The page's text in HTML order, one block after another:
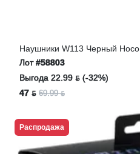
Наушники W113 Черный Hoco
Лот#58803
Выгода 22.99 ƃ (-32%)
47 ƃ 69.99 ƃ
Распродажа